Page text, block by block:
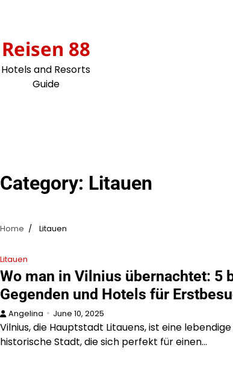
Reisen 88
Hotels and Resorts
Guide
Category: Litauen
Home Litauen
Litauen
Wo man in Vilnius übernachtet: 5
Gegenden und Hotels für
Angelina June 10, 2025
Vilnius, die Hauptstadt Litauens, ist eine
historische Stadt, die sich perfekt für einen…